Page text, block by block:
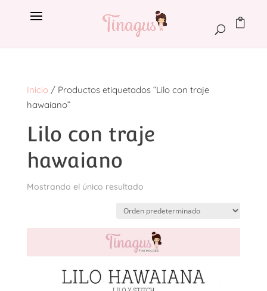
Inicio/ Productos etiquetados “Lilo con traje
hawaiano”
Lilo con traje
hawaiano
Mostrando el único resultado